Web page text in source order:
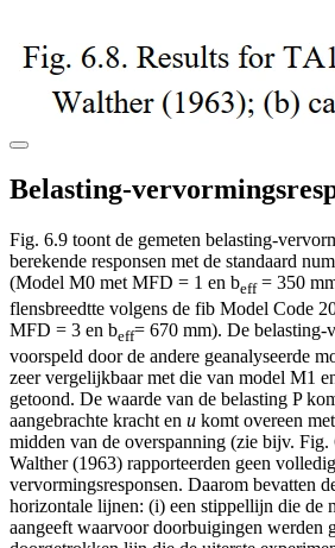
Belasting-
Fig. 6.9 toont de gemeten belasting-
berekende responsen met de standaard
(Model M0 met MFD = 1 en beff= 350
flensbreedtte volgens de fib Model Code
MFD = 3 en beff= 670 mm). De belasting-
voorspeld door de andere geanalyseerde
zeer vergelijkbaar met die van model M1
getoond. De waarde van de belasting P
aangebrachte kracht en u komt overeen
midden van de overspanning (zie bijv. Fig.
Walther (1963) rapporteerden geen
vervormingsresponsen. Daarom bevatten
horizontale lijnen: (i) een stippellijn die de
aangeeft waarvoor doorbuigingen werden